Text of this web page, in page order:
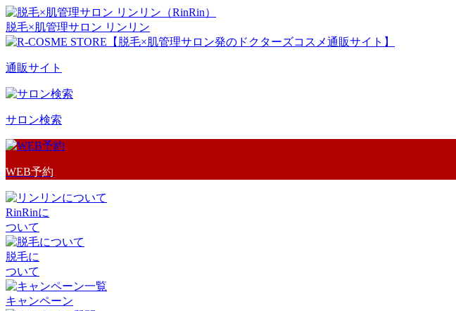
脱毛×肌管理サロン リンリン
通販サイト
サロン検索
WEB予約
RinRinに
ついて
脱毛に
ついて
キャンペーン